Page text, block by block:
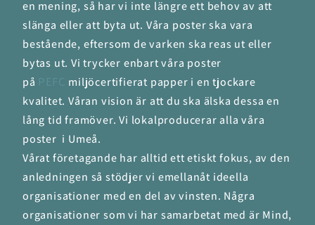
en mening, så har vi inte längre ett behov av att
slänga eller att byta ut. Våra poster ska vara
bestående, eftersom de varken ska reas ut eller
bytas ut. Vi trycker enbart våra poster
på
miljöcertifierat papper i en tjockare
kvalitet. Våran vision är att du ska älska dessa en
lång tid framöver. Vi lokalproducerar alla våra
poster i Umeå.
Vårat företagande har alltid ett etiskt fokus, av den
anledningen så stödjer vi emellanåt ideella
organisationer med en del av vinsten. Några
organisationer som vi har samarbetat med är Mind,